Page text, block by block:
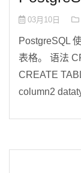
03月10日
PostgreSQL
表格。 语法
CREATE
column2